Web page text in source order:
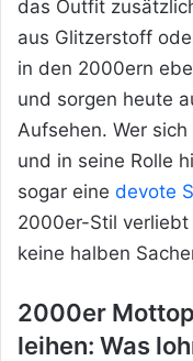
das Outfit
aus Glitzerstoff
in den 2000ern
und sorgen heute
Aufsehen. Wer
und in seine Rolle
sogar eine devote
2000er-Stil
keine halben
2000er
leihen: Was